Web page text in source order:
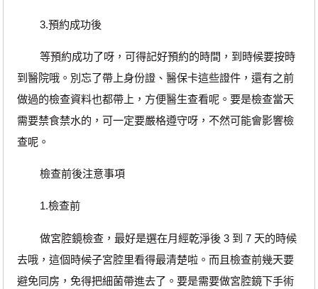
3.預約成功後
等預約成功了呀，可得記好預約的時間，到時候要按時
到醫院哦。別忘了帶上身份證、醫保卡這些證件，還有之前
做過的檢查資料也都帶上，方便醫生查看呢。要是檢查當天
需要禁食禁水的，可一定要嚴格遵守呀，不然可能會影響檢
查呢。
檢查前後注意事項
1.檢查前
做宮腔鏡檢查，最好是選在月經乾淨後 3 到 7 天的時候
去哦，這個時候子宮腔里看得最清楚啦。而且檢查前幾天要
避免同房，免得把細菌帶進去了。要是需要做宮腔鏡下手術